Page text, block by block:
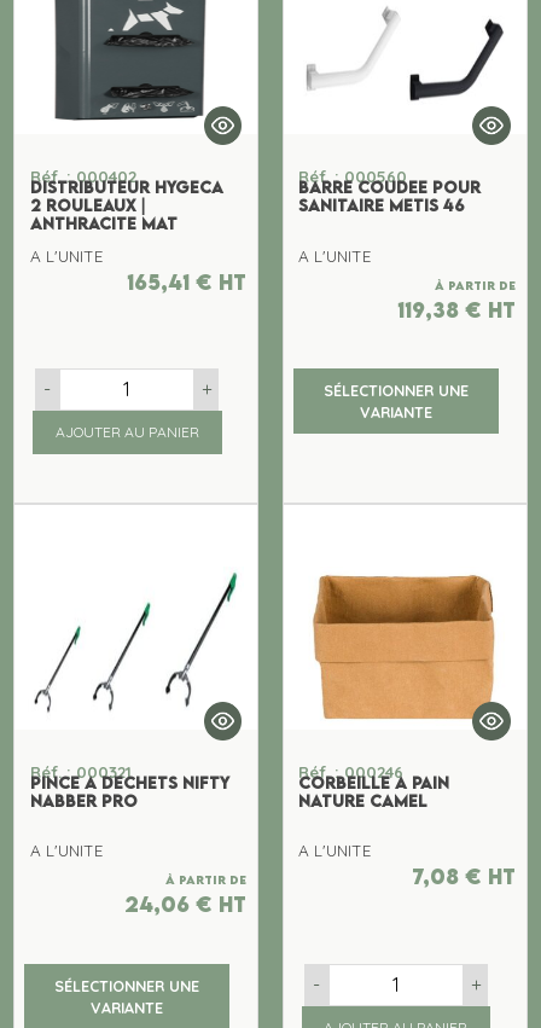
Réf. : 000402
DISTRIBUTEUR HYGECA
2 ROULEAUX |
ANTHRACITE MAT
A L'UNITE
165,41 € ht
- +
AJOUTER AU PANIER
Réf. : 000560
BARRE COUDEE POUR
SANITAIRE METIS 46
A L'UNITE
À partir de
119,38 € ht
SÉLECTIONNER UNE
VARIANTE
Réf. : 000321
PINCE A DECHETS NIFTY
NABBER PRO
A L'UNITE
À partir de
24,06 € ht
SÉLECTIONNER UNE
VARIANTE
Réf. : 000246
CORBEILLE A PAIN
NATURE CAMEL
A L'UNITE
7,08 € ht
- +